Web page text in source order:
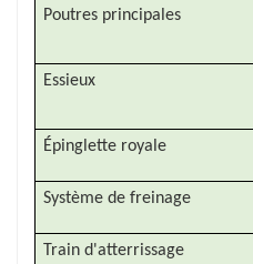
Poutres principales
Essieux
Épinglette royale
Système de freinage
Train d'atterrissage